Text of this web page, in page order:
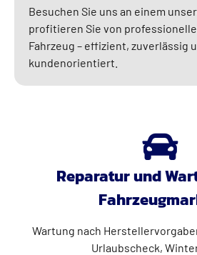
Besuchen Sie uns an einem
profitieren Sie von
Fahrzeug – effizient, zuverlässig
kundenorientiert.
Reparatur und
Wartung nach
Urlaubscheck,